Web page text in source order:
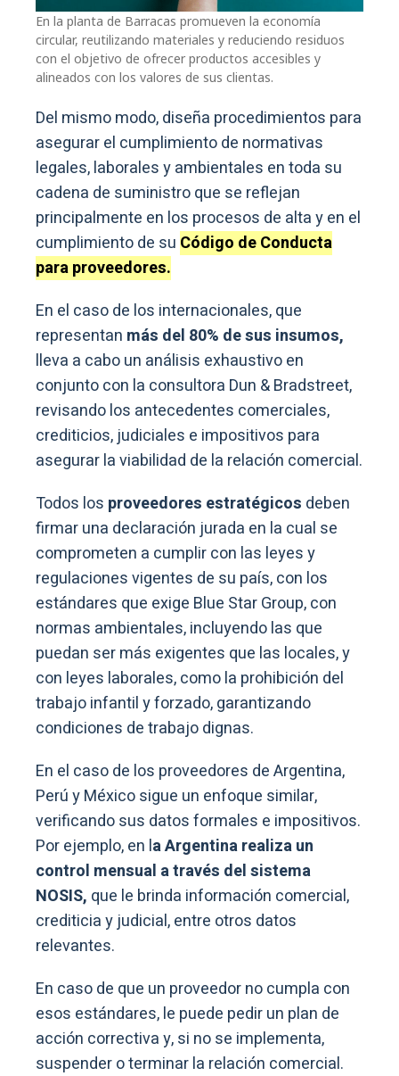
En la planta de Barracas promueven la economía
circular, reutilizando materiales y reduciendo residuos
con el objetivo de ofrecer productos accesibles y
alineados con los valores de sus clientas.
Del mismo modo, diseña procedimientos para
asegurar el cumplimiento de normativas
legales, laborales y ambientales en toda su
cadena de suministro que se reflejan
principalmente en los procesos de alta y en el
cumplimiento de su Código de Conducta
para proveedores.
En el caso de los internacionales, que
representan más del 80% de sus insumos,
lleva a cabo un análisis exhaustivo en
conjunto con la consultora Dun & Bradstreet,
revisando los antecedentes comerciales,
crediticios, judiciales e impositivos para
asegurar la viabilidad de la relación comercial.
Todos los proveedores estratégicos deben
firmar una declaración jurada en la cual se
comprometen a cumplir con las leyes y
regulaciones vigentes de su país, con los
estándares que exige Blue Star Group, con
normas ambientales, incluyendo las que
puedan ser más exigentes que las locales, y
con leyes laborales, como la prohibición del
trabajo infantil y forzado, garantizando
condiciones de trabajo dignas.
En el caso de los proveedores de Argentina,
Perú y México sigue un enfoque similar,
verificando sus datos formales e impositivos.
Por ejemplo, en la Argentina realiza un
control mensual a través del sistema
NOSIS, que le brinda información comercial,
crediticia y judicial, entre otros datos
relevantes.
En caso de que un proveedor no cumpla con
esos estándares, le puede pedir un plan de
acción correctiva y, si no se implementa,
suspender o terminar la relación comercial.